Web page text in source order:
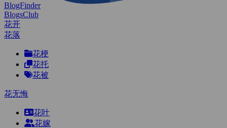
BlogFinder
BlogsClub
花开
花落
花梗
花托
花被
花无悔
花叶
花嫁